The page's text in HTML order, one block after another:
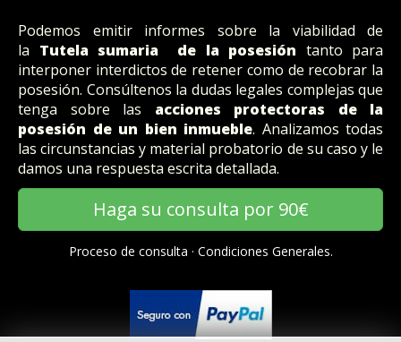
Podemos emitir informes sobre la viabilidad de
la Tutela sumaria de la posesión tanto para
interponer interdictos de retener como de recobrar la
posesión. Consúltenos la dudas legales complejas que
tenga sobre las acciones protectoras de la
posesión de un bien inmueble. Analizamos todas
las circunstancias y material probatorio de su caso y le
damos una respuesta escrita detallada.
Haga su consulta por 90€
Proceso de consulta · Condiciones Generales.